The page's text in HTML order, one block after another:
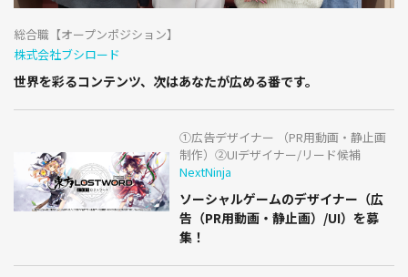
総合職【オープンポジション】
株式会社ブシロード
世界を彩るコンテンツ、次はあなたが広める番です。
①広告デザイナー （PR用動画・静止画
制作）②UIデザイナー/リード候補
NextNinja
ソーシャルゲームのデザイナー（広
告（PR用動画・静止画）/UI）を募
集！